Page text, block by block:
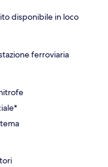
disponibile in loco
ferroviaria